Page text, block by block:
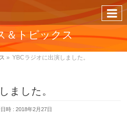
＆トピックス
» YBCラジオに出演しました。
ました。
時 : 2018年2月27日